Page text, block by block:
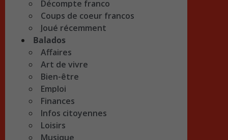
Décompte franco
Coups de coeur francos
Joué récemment
Balados
Affaires
Art de vivre
Bien-être
Emploi
Finances
Infos citoyennes
Loisirs
Musique